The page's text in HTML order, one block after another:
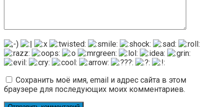
Сохранить моё имя, email и адрес сайта в этом
браузере для последующих моих комментариев.